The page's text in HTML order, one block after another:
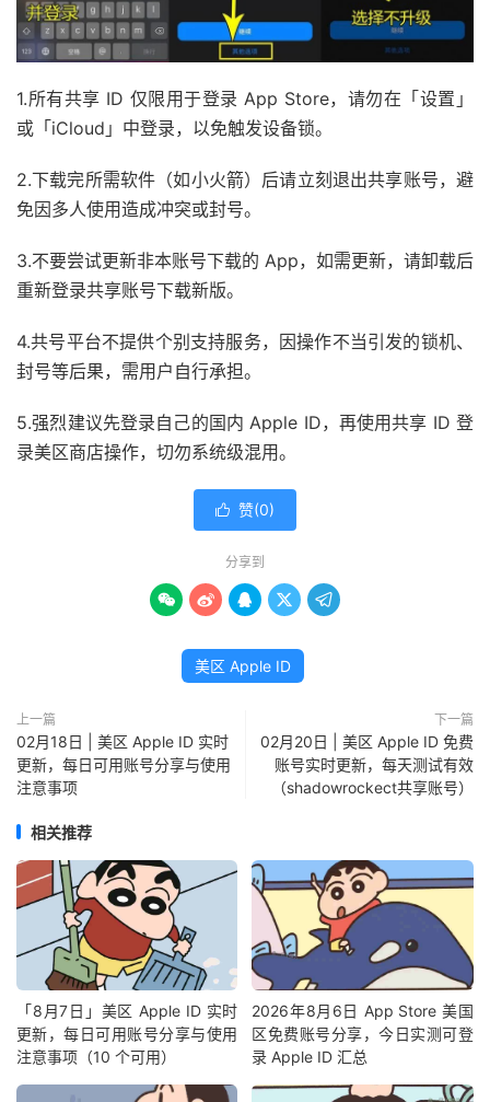
1.所有共享 ID 仅限用于登录 App Store，请勿在「设置」
或「iCloud」中登录，以免触发设备锁。
2.下载完所需软件（如小火箭）后请立刻退出共享账号，避
免因多人使用造成冲突或封号。
3.不要尝试更新非本账号下载的 App，如需更新，请卸载后
重新登录共享账号下载新版。
4.共号平台不提供个别支持服务，因操作不当引发的锁机、
封号等后果，需用户自行承担。
5.强烈建议先登录自己的国内 Apple ID，再使用共享 ID 登
录美区商店操作，切勿系统级混用。
 赞(0)
分享到
    
美区 Apple ID
上一篇
02月18日 | 美区 Apple ID 实时
更新，每日可用账号分享与使用
注意事项
下一篇
02月20日 | 美区 Apple ID 免费
账号实时更新，每天测试有效
（shadowrockect共享账号）
相关推荐
「8月7日」美区 Apple ID 实时
更新，每日可用账号分享与使用
注意事项（10 个可用）
2026年8月6日 App Store 美国
区免费账号分享，今日实测可登
录 Apple ID 汇总